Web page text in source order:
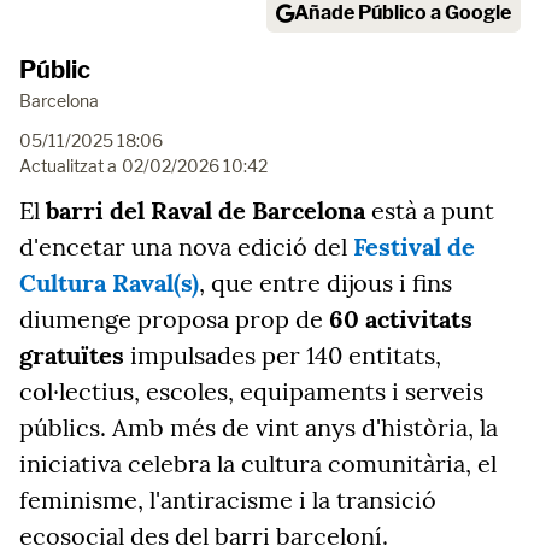
Añade Público a Google
Públic
Barcelona
05/11/2025 18:06
Actualitzat a 02/02/2026 10:42
El barri del Raval de Barcelonaestà a punt
d'encetar una nova edició del Festival de
Cultura Raval(s), que entre dijous i fins
diumenge proposa prop de 60 activitats
gratuïtes impulsades per 140 entitats,
col·lectius, escoles, equipaments i serveis
públics. Amb més de vint anys d'història, la
iniciativa celebra la cultura comunitària, el
feminisme, l'antiracisme i la transició
ecosocial des del barri barceloní.